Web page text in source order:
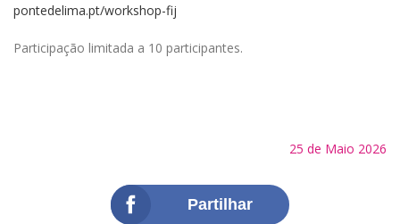
pontedelima.pt/workshop-fij
Participação limitada a 10 participantes.
25 de Maio 2026
Partilhar